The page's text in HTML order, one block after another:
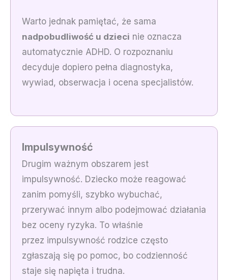
Warto jednak pamiętać, że sama
nadpobudliwość u dzieci nie oznacza
automatycznie ADHD. O rozpoznaniu
decyduje dopiero pełna diagnostyka,
wywiad, obserwacja i ocena specjalistów.
Impulsywność
Drugim ważnym obszarem jest
impulsywność. Dziecko może reagować
zanim pomyśli, szybko wybuchać,
przerywać innym albo podejmować działania
bez oceny ryzyka. To właśnie
przez impulsywność rodzice często
zgłaszają się po pomoc, bo codzienność
staje się napięta i trudna.